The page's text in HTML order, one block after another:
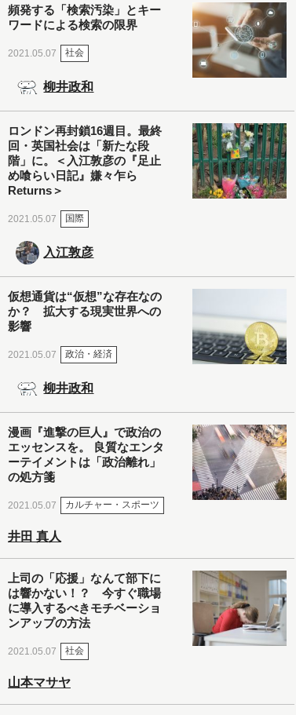
頻発する「検索汚染」とキー
ワードによる検索の限界
2021.05.07 社会
柳井政和
ロンドン再封鎖16週目。最終
回・英国社会は「新たな段
階」に。＜入江敦彦の『足止
め喰らい日記』嫌々乍ら
Returns＞
2021.05.07 国際
入江敦彦
仮想通貨は“仮想”な存在なの
か？ 拡大する現実世界への
影響
2021.05.07 政治・経済
柳井政和
漫画『進撃の巨人』で政治の
エッセンスを。 良質なエンタ
ーテイメントは「政治離れ」
の処方箋
2021.05.07 カルチャー・スポーツ
井田 真人
上司の「応援」なんて部下に
は響かない！？ 今すぐ職場
に導入するべきモチベーショ
ンアップの方法
2021.05.07 社会
山本マサヤ